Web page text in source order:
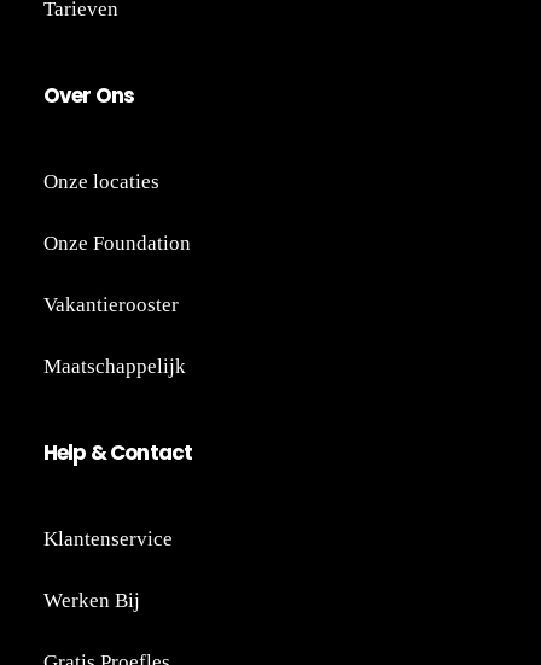
Tarieven
Over Ons
Onze locaties
Onze Foundation
Vakantierooster
Maatschappelijk
Help &Contact
Klantenservice
Werken Bij